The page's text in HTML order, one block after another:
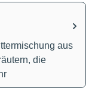
aus
die